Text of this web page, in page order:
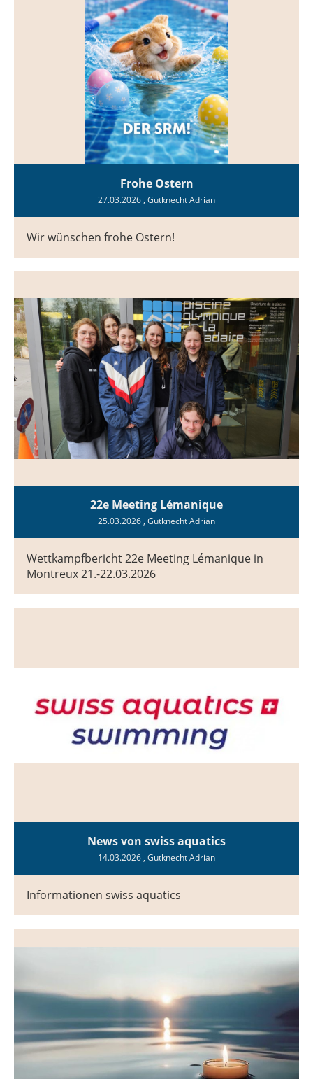
Frohe Ostern
27.03.2026 , Gutknecht Adrian
Wir wünschen frohe Ostern!
22e Meeting Lémanique
25.03.2026 , Gutknecht Adrian
Wettkampfbericht 22e Meeting Lémanique in
Montreux 21.-22.03.2026
News von swiss aquatics
14.03.2026 , Gutknecht Adrian
Informationen swiss aquatics